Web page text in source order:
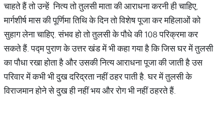
चाहते हैं तो उन्हें नित्य तो तुलसी माता की आराधना करनी ही चाहिए,
मार्गशीर्ष मास की पूर्णिमा तिथि के दिन तो विशेष पूजा कर महिलाओं को
सुहाग लेना चाहिए. संभव हो तो तुलसी के पौधे की 108 परिक्रमा कर
सकते हैं. पद्म पुराण के उत्तर खंड में भी कहा गया है कि जिस घर में तुलसी
का पौधा रखा होता है और उसकी नित्य आराधना पूजा की जाती है उस
परिवार में कभी भी दुख दरिद्रता नहीं ठहर पाती है. घर में तुलसी के
विराजमान होने से दुख ही नहीं भय और रोग भी नहीं ठहरते हैं.